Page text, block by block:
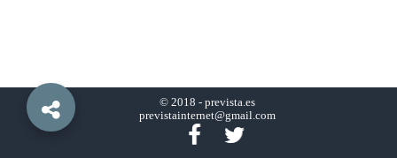
© 2018 - prevista.es
previstainternet@gmail.com